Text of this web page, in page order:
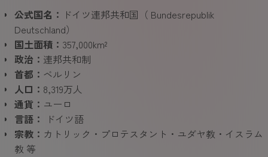
公式国名： ドイツ連邦共和国（ Bundesrepublik
Deutschland）
国土面積： 357,000km²
政治： 連邦共和制
首都： ベルリン
人口： 8,319万人
通貨： ユーロ
言語：
ドイツ語
宗教： カトリック・プロテスタント・ユダヤ教・イスラム
教 等